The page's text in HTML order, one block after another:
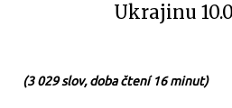
Ukrajinu
(3 029 slov, doba čtení 16 minut)